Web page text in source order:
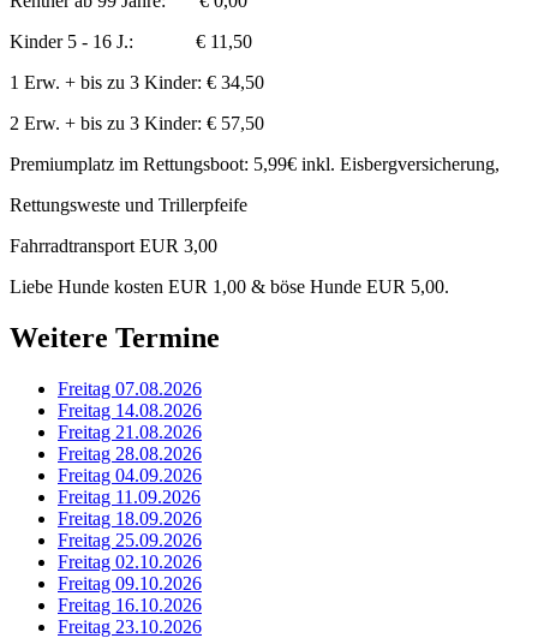
Kinder 5 - 16 J.: € 11,50
1 Erw. + bis zu 3 Kinder: € 34,50
2 Erw. + bis zu 3 Kinder: € 57,50
Premiumplatz im Rettungsboot: 5,99€ inkl. Eisbergversicherung,
Rettungsweste und Trillerpfeife
Fahrradtransport EUR 3,00
Liebe Hunde kosten EUR 1,00 & böse Hunde EUR 5,00.
Weitere Termine
Freitag 07.08.2026
Freitag 14.08.2026
Freitag 21.08.2026
Freitag 28.08.2026
Freitag 04.09.2026
Freitag 11.09.2026
Freitag 18.09.2026
Freitag 25.09.2026
Freitag 02.10.2026
Freitag 09.10.2026
Freitag 16.10.2026
Freitag 23.10.2026